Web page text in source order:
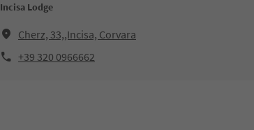
Incisa Lodge
Cherz, 33,,Incisa, Corvara
+39 320 0966662